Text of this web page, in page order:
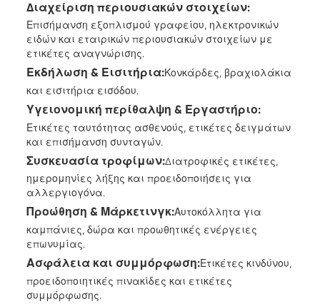
Διαχείριση περιουσιακών στοιχείων:
Επισήμανση εξοπλισμού γραφείου, ηλεκτρονικών
ειδών και εταιρικών περιουσιακών στοιχείων με
ετικέτες αναγνώρισης.
Εκδήλωση & Εισιτήρια:Κονκάρδες, βραχιολάκια
και εισιτήρια εισόδου.
Υγειονομική περίθαλψη & Εργαστήριο:
Ετικέτες ταυτότητας ασθενούς, ετικέτες δειγμάτων
και επισήμανση συνταγών.
Συσκευασία τροφίμων:Διατροφικές ετικέτες,
ημερομηνίες λήξης και προειδοποιήσεις για
αλλεργιογόνα.
Προώθηση & Μάρκετινγκ:Αυτοκόλλητα για
καμπάνιες, δώρα και προωθητικές ενέργειες
επωνυμίας.
Ασφάλεια και συμμόρφωση:Ετικέτες κινδύνου,
προειδοποιητικές πινακίδες και ετικέτες
συμμόρφωσης.